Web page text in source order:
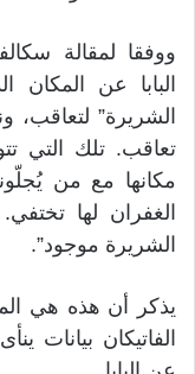
ووفقا لمقالة
البابا عن المكان
الشريرة” لتعاقب،
تعاقب. تلك التي
مكانها مع من
الغفران لها
الشريرة موجود”.
يذكر أن هذه هي
الفاتيكان بيانات